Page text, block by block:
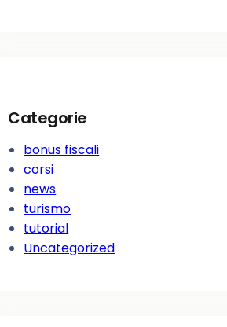
Categorie
bonus fiscali
corsi
news
turismo
tutorial
Uncategorized